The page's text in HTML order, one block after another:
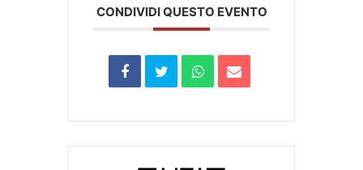
CONDIVIDI QUESTO EVENTO